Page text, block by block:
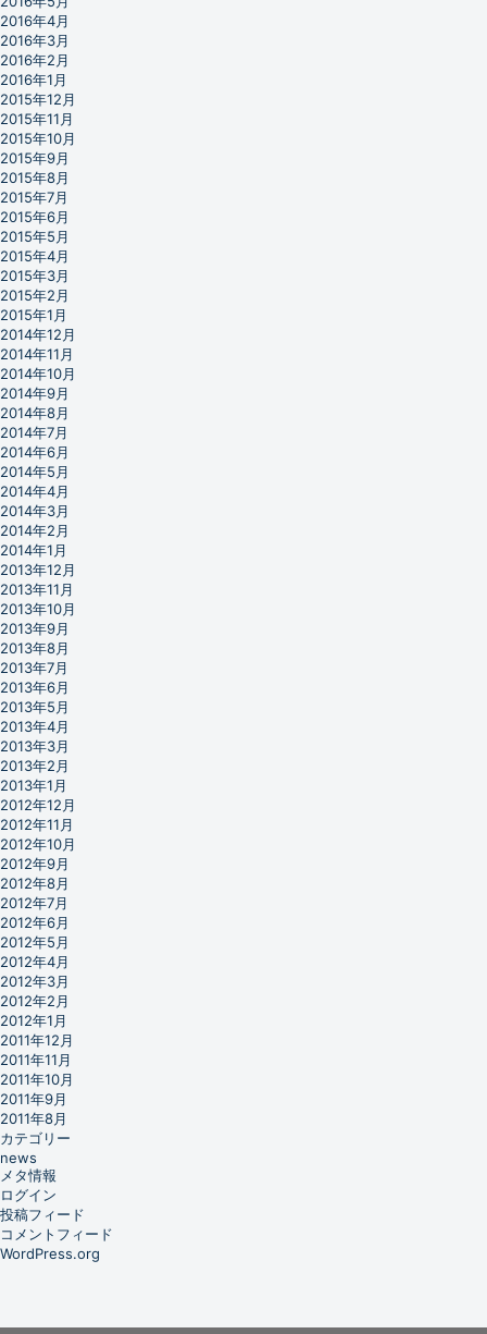
2016年4月
2016年3月
2016年2月
2016年1月
2015年12月
2015年11月
2015年10月
2015年9月
2015年8月
2015年7月
2015年6月
2015年5月
2015年4月
2015年3月
2015年2月
2015年1月
2014年12月
2014年11月
2014年10月
2014年9月
2014年8月
2014年7月
2014年6月
2014年5月
2014年4月
2014年3月
2014年2月
2014年1月
2013年12月
2013年11月
2013年10月
2013年9月
2013年8月
2013年7月
2013年6月
2013年5月
2013年4月
2013年3月
2013年2月
2013年1月
2012年12月
2012年11月
2012年10月
2012年9月
2012年8月
2012年7月
2012年6月
2012年5月
2012年4月
2012年3月
2012年2月
2012年1月
2011年12月
2011年11月
2011年10月
2011年9月
2011年8月
カテゴリー
news
メタ情報
ログイン
投稿フィード
コメントフィード
WordPress.org